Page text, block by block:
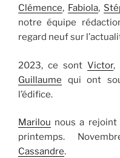
Clémence, Fabiola,
notre équipe
regard neuf sur
2023, ce sontVictor,
Guillaume qui ont
l’édifice.
Marilou nous a
printemps.
Cassandre.